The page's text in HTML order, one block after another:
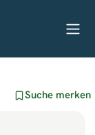
Suche merken